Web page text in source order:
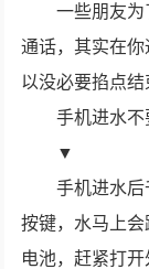
一些朋友
通话，其实在
以没必要掐点结
手机进水不
▼
手机进水
按键，水马上
电池，赶紧打